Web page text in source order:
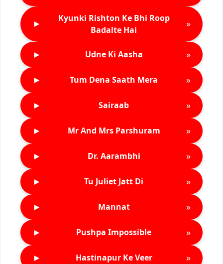
►
Kyunki Rishton Ke Bhi Roop
Badalte Hai
»
► Udne Ki Aasha »
► Tum Dena Saath Mera »
► Sairaab »
► Mr And Mrs Parshuram »
► Dr. Aarambhi »
► Tu Juliet Jatt Di »
► Mannat »
► Pushpa Impossible »
► Hastinapur Ke Veer »